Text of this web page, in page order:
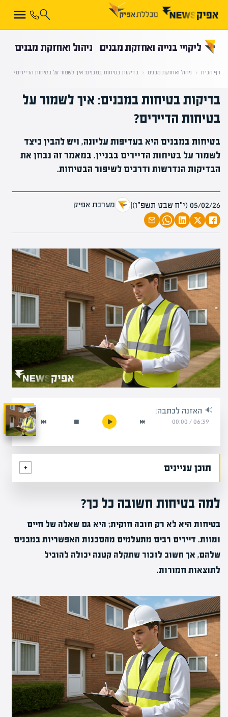
ליקויי בנייה ואחזקת מבנים ניהול ואחזקת מבנים
דף הבית ‹ ניהול ואחזקת מבנים ‹ בדיקות בטיחות במבנים: איך לשמור על בטיחות הדיירים?
בדיקות בטיחות במבנים: איך לשמור על
בטיחות הדיירים?
בטיחות במבנים היא בעדיפות עליונה, ויש להבין כיצד
לשמור על בטיחות הדיירים בבניין. במאמר זה נבחן את
הבדיקות הנדרשות ודרכים לשיפור הבטיחות.
05/02/26 (י״ח שבט תשפ״ו) | מערכת אפיק
האזנה לכתבה:
06:39
/
00:00
תוכן עניינים
למה בטיחות חשובה כל כך?
בטיחות היא לא רק חובה חוקית; היא גם שאלה של חיים
ומוות. דיירים רבים מתעלמים מהסכנות האפשריות במבנים
שלהם, אך חשוב לזכור שתקלה קטנה יכולה להוביל
לתוצאות חמורות.